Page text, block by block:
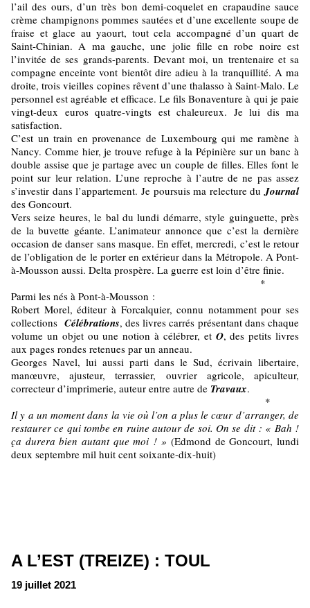
l’ail des ours, d’un très bon demi-coquelet en crapaudine sauce
crème champignons pommes sautées et d’une excellente soupe de
fraise et glace au yaourt, tout cela accompagné d’un quart de
Saint-Chinian. A ma gauche, une jolie fille en robe noire est
l’invitée de ses grands-parents. Devant moi, un trentenaire et sa
compagne enceinte vont bientôt dire adieu à la tranquillité. A ma
droite, trois vieilles copines rêvent d’une thalasso à Saint-Malo. Le
personnel est agréable et efficace. Le fils Bonaventure à qui je paie
vingt-deux euros quatre-vingts est chaleureux. Je lui dis ma
satisfaction.
C’est un train en provenance de Luxembourg qui me ramène à
Nancy. Comme hier, je trouve refuge à la Pépinière sur un banc à
double assise que je partage avec un couple de filles. Elles font le
point sur leur relation. L’une reproche à l’autre de ne pas assez
s’investir dans l’appartement. Je poursuis ma relecture duJournal
des Goncourt.
Vers seize heures, le bal du lundi démarre, style guinguette, près
de la buvette géante. L’animateur annonce que c’est la dernière
occasion de danser sans masque. En effet, mercredi, c’est le retour
de l’obligation de le porter en extérieur dans la Métropole. A Pont-
à-Mousson aussi. Delta prospère. La guerre est loin d’être finie.
*
Parmi les nés à Pont-à-Mousson :
Robert Morel, éditeur à Forcalquier, connu notamment pour ses
collections Célébrations, des livres carrés présentant dans chaque
volume un objet ou une notion à célébrer, et O, des petits livres
aux pages rondes retenues par un anneau.
Georges Navel, lui aussi parti dans le Sud, écrivain libertaire,
manœuvre, ajusteur, terrassier, ouvrier agricole, apiculteur,
correcteur d’imprimerie, auteur entre autre de Travaux.
*
Il y a un moment dans la vie où l’on a plus le cœur d’arranger, de
restaurer ce qui tombe en ruine autour de soi. On se dit : « Bah !
ça durera bien autant que moi ! » (Edmond de Goncourt, lundi
deux septembre mil huit cent soixante-dix-huit)
A L’EST (TREIZE) : TOUL
19 juillet 2021